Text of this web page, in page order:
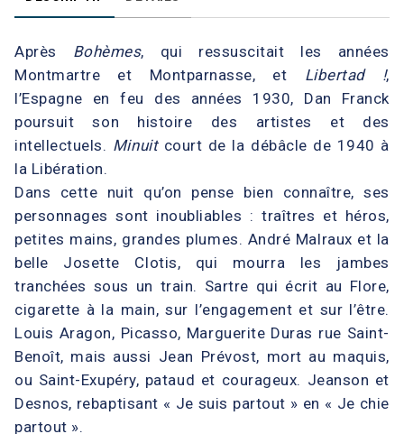
Après Bohèmes, qui ressuscitait les années
Montmartre et Montparnasse, et Libertad !,
l’Espagne en feu des années 1930, Dan Franck
poursuit son histoire des artistes et des
intellectuels. Minuitcourt de la débâcle de 1940 à
la Libération.
Dans cette nuit qu’on pense bien connaître, ses
personnages sont inoubliables : traîtres et héros,
petites mains, grandes plumes. André Malraux et la
belle Josette Clotis, qui mourra les jambes
tranchées sous un train. Sartre qui écrit au Flore,
cigarette à la main, sur l’engagement et sur l’être.
Louis Aragon, Picasso, Marguerite Duras rue Saint-
Benoît, mais aussi Jean Prévost, mort au maquis,
ou Saint-Exupéry, pataud et courageux. Jeanson et
Desnos, rebaptisant « Je suis partout » en « Je chie
partout ».